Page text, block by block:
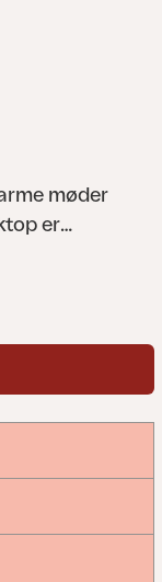
møder
er
og skaber en